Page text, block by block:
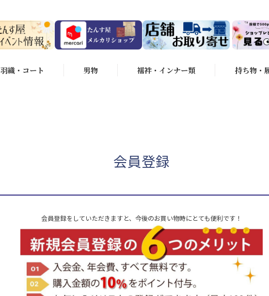
羽織・コート 男物 襦袢・インナー類 持ち物・
会員登録
会員登録をしていただきますと、今後のお買い物時にとても便利です！